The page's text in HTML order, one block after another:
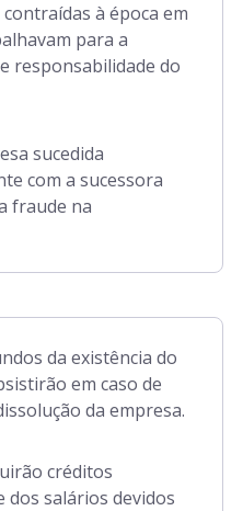
à época em
para a
responsabilidade do
sucedida
com a sucessora
fraude na
da existência do
em caso de
da empresa.
créditos
salários devidos